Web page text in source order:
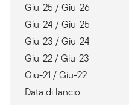
Giu-25 / Giu-26
Giu-24 / Giu-25
Giu-23 / Giu-24
Giu-22 / Giu-23
Giu-21 / Giu-22
Data di lancio